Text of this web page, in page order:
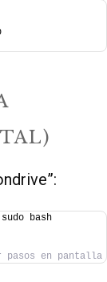
bash
pasos en pantalla